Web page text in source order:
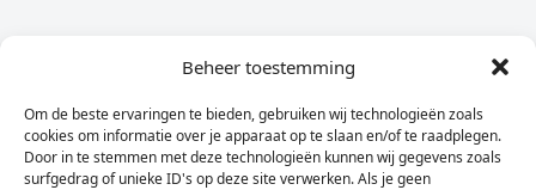
Beheer toestemming
Om de beste ervaringen te bieden, gebruiken wij technologieën zoals
cookies om informatie over je apparaat op te slaan en/of te raadplegen.
Door in te stemmen met deze technologieën kunnen wij gegevens zoals
surfgedrag of unieke ID's op deze site verwerken. Als je geen
Dagelijks het laatste nieuws in je e-mail?
Vul
hier
je